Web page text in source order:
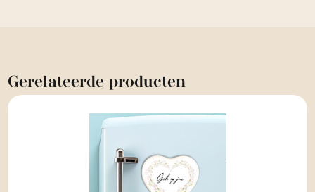
Gerelateerde producten